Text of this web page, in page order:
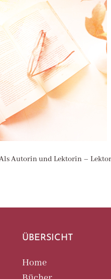
Als Autorin und Lektorin –
ÜBERSICHT
Home